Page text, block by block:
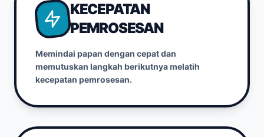
KECEPATAN
PEMROSESAN
Memindai papan dengan cepat dan
memutuskan langkah berikutnya melatih
kecepatan pemrosesan.